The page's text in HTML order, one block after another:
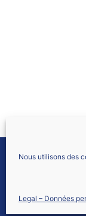
Nous utilisons des
Legal – Données
31 Rue de Bavans
Nous contacter